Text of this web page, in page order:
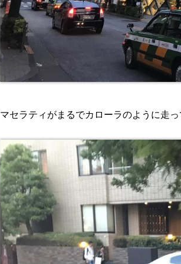
マセラティがまるでカローラのように走